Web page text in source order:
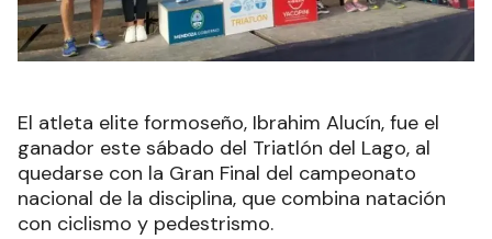
El atleta elite formoseño, Ibrahim Alucín, fue el
ganador este sábado del Triatlón del Lago, al
quedarse con la Gran Final del campeonato
nacional de la disciplina, que combina natación
con ciclismo y pedestrismo.